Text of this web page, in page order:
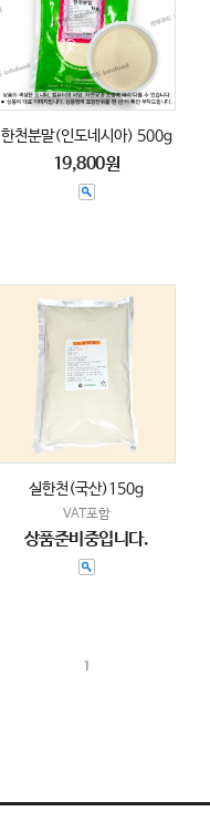
한천분말(인도네시아) 500g
19,800원
실한천(국산)150g
VAT포함
상품준비중입니다.
1